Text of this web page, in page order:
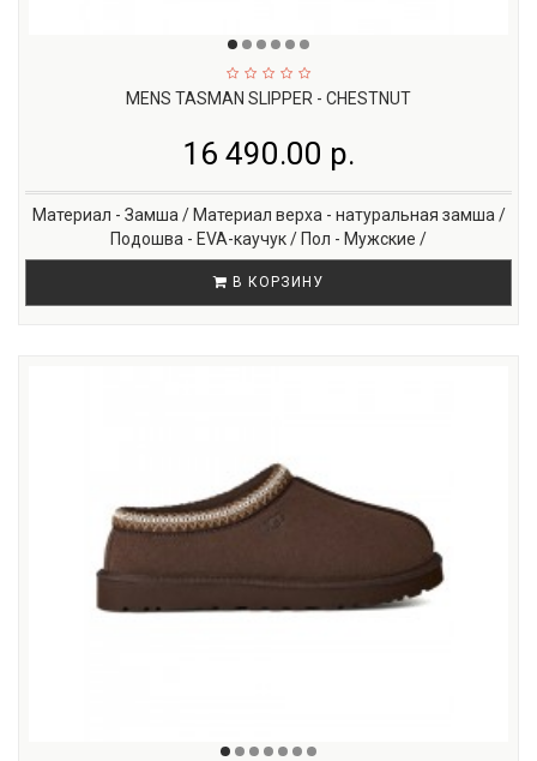
MENS TASMAN SLIPPER - CHESTNUT
16 490.00 р.
Материал - Замша / Материал верха - натуральная замша /
Подошва - EVA-каучук / Пол - Мужские /
В КОРЗИНУ